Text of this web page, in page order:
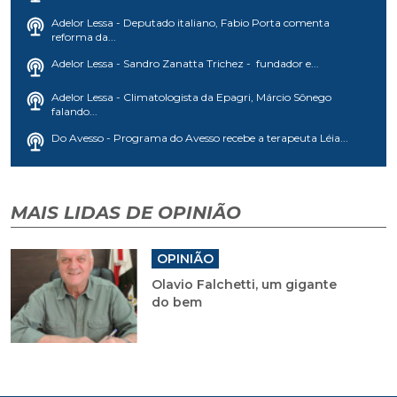
Adelor Lessa - Deputado italiano, Fabio Porta comenta
reforma da...
Adelor Lessa - Sandro Zanatta Trichez - fundador e...
Adelor Lessa - Climatologista da Epagri, Márcio Sônego
falando...
Do Avesso - Programa do Avesso recebe a terapeuta Léia...
MAIS LIDAS DE OPINIÃO
OPINIÃO
Olavio Falchetti, um gigante
do bem